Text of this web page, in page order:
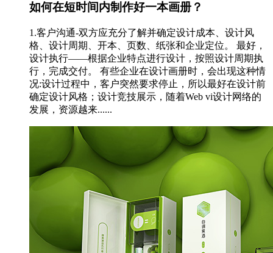
如何在短时间内制作好一本画册？
1.客户沟通-双方应充分了解并确定设计成本、设计风
格、设计周期、开本、页数、纸张和企业定位。 最好，
设计执行——根据企业特点进行设计，按照设计周期执
行，完成交付。 有些企业在设计画册时，会出现这种情
况:设计过程中，客户突然要求停止，所以最好在设计前
确定设计风格；设计竞技展示，随着Web vi设计网络的
发展，资源越来......